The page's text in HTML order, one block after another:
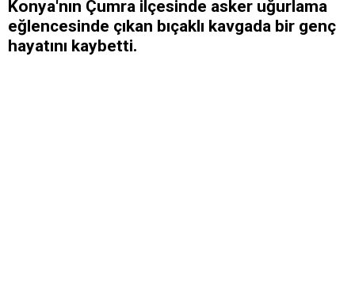
Konya'nın Çumra ilçesinde asker uğurlama
eğlencesinde çıkan bıçaklı kavgada bir genç
hayatını kaybetti.